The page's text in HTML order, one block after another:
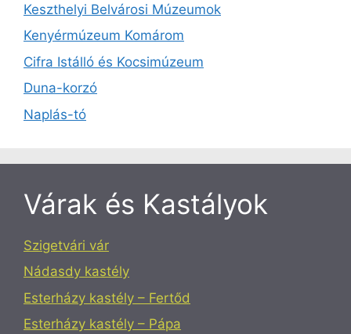
Keszthelyi Belvárosi Múzeumok
Kenyérmúzeum Komárom
Cifra Istálló és Kocsimúzeum
Duna-korzó
Naplás-tó
Várak és Kastályok
Szigetvári vár
Nádasdy kastély
Esterházy kastély – Fertőd
Esterházy kastély – Pápa